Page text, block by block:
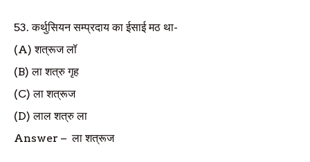
53.कर्थुसियन सम्प्रदाय का ईसाई मठ था-
(A)शत्रूज लॉ
(B)ला शत्रु गृह
(C)ला शत्रूज
(D)लाल शत्रु ला
Answer –ला शत्रूज